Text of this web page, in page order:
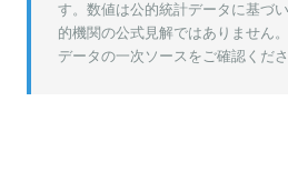
す。数値は公的統計データに基づ
的機関の公式見解ではありません
データの一次ソースをご確認くださ